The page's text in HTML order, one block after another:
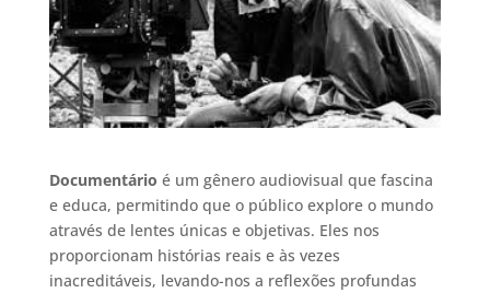
Documentário é um gênero audiovisual que fascina
e educa, permitindo que o público explore o mundo
através de lentes únicas e objetivas. Eles nos
proporcionam histórias reais e às vezes
inacreditáveis, levando-nos a reflexões profundas